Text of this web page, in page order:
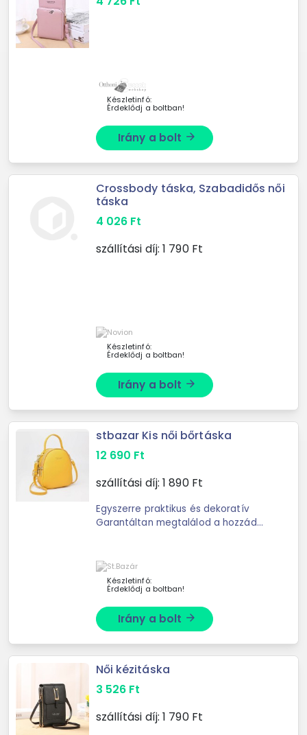
Készletinfó:
Érdeklődj a boltban!
Irány a bolt arrow_forward
Crossbody táska, Szabadidős női
táska
4 026 Ft
szállítási díj: 1 790Ft
Készletinfó:
Érdeklődj a boltban!
Irány a bolt arrow_forward
stbazar Kis női bőrtáska
12 690 Ft
szállítási díj: 1 890Ft
Egyszerre praktikus és dekoratív
Garantáltan megtalálod a hozzád
belefér, akár egy buliba mész, ...
Készletinfó:
Érdeklődj a boltban!
Irány a bolt arrow_forward
Női kézitáska
3 526 Ft
szállítási díj: 1 790Ft